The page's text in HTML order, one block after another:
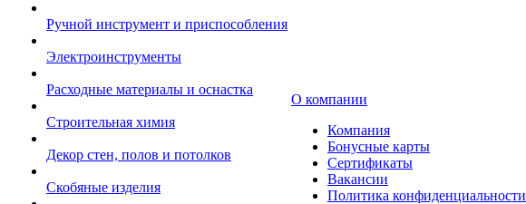
Ручной инструмент и приспособления
Электроинструменты
Расходные материалы и оснастка
Строительная химия
Декор стен, полов и потолков
Скобяные изделия
О компании
Компания
Бонусные карты
Сертификаты
Вакансии
Политика конфиденциальности